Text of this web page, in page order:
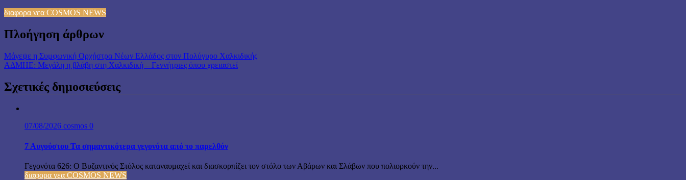
διαφορα νεα COSMOS NEWS
Πλοήγηση άρθρων
Μάγεψε η Συμφωνική Ορχήστρα Νέων Ελλάδος στον Πολύγυρο Χαλκιδικής
ΑΔΜΗΕ: Μεγάλη η βλάβη στη Χαλκιδική – Γεννήτριες όπου χρειαστεί
Σχετικές δημοσιεύσεις
07/08/2026 cosmos 0
7 Αυγούστου Τα σημαντικότερα γεγονότα από το παρελθόν
Γεγονότα 626: Ο Βυζαντινός Στόλος καταναυμαχεί και διασκορπίζει τον στόλο των Αβάρων και Σλάβων που πολιορκούν την...
διαφορα νεα COSMOS NEWS